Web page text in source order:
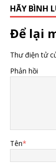
HÃY BÌNH
Để lại
Thư điện tử
Phản hồi
Tên*